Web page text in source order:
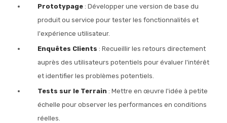
Prototypage : Développer une version de base du
produit ou service pour tester les fonctionnalités et
l'expérience utilisateur.
Enquêtes Clients : Recueillir les retours directement
auprès des utilisateurs potentiels pour évaluer l'intérêt
et identifier les problèmes potentiels.
Tests sur le Terrain : Mettre en œuvre l'idée à petite
échelle pour observer les performances en conditions
réelles.